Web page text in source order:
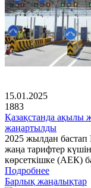
15.01.2025
1883
Қазақстанда ақылы
жаңартылды
2025 жылдан
жаңа тарифтер
көрсеткішке (АЕК)
Подробнее
Барлық жаңалықтар